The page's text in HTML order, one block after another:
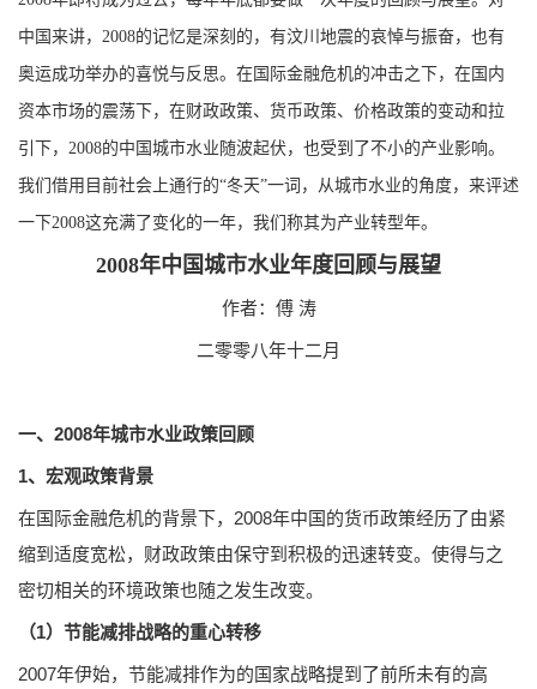
中国来讲，2008的记忆是深刻的，有汶川地震的哀悼与振奋，也有
奥运成功举办的喜悦与反思。在国际金融危机的冲击之下，在国内
资本市场的震荡下，在财政政策、货币政策、价格政策的变动和拉
引下，2008的中国城市水业随波起伏，也受到了不小的产业影响。
我们借用目前社会上通行的“冬天”一词，从城市水业的角度，来评述
一下2008这充满了变化的一年，我们称其为产业转型年。
2008年中国城市水业年度回顾与展望
作者：傅 涛
二零零八年十二月
一、2008年城市水业政策回顾
1、宏观政策背景
在国际金融危机的背景下，2008年中国的货币政策经历了由紧
缩到适度宽松，财政政策由保守到积极的迅速转变。使得与之
密切相关的环境政策也随之发生改变。
（1）节能减排战略的重心转移
2007年伊始，节能减排作为的国家战略提到了前所未有的高